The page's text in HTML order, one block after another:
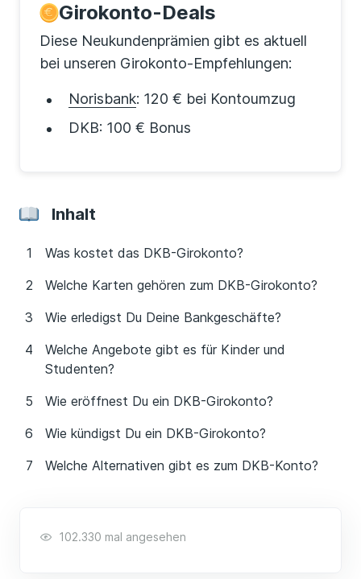
Girokonto-Deals
Diese Neukundenprämien gibt es aktuell
bei unseren Girokonto-Empfehlungen:
Norisbank: 120 € bei Kontoumzug
DKB: 100 € Bonus
Inhalt
Was kostet das DKB-Girokonto?
Welche Karten gehören zum DKB-Girokonto?
Wie erledigst Du Deine Bankgeschäfte?
Welche Angebote gibt es für Kinder und
Studenten?
Wie eröffnest Du ein DKB-Girokonto?
Wie kündigst Du ein DKB-Girokonto?
Welche Alternativen gibt es zum DKB-Konto?
102.330 mal angesehen